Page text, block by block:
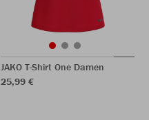
JAKO T-Shirt One Damen
25,99 €